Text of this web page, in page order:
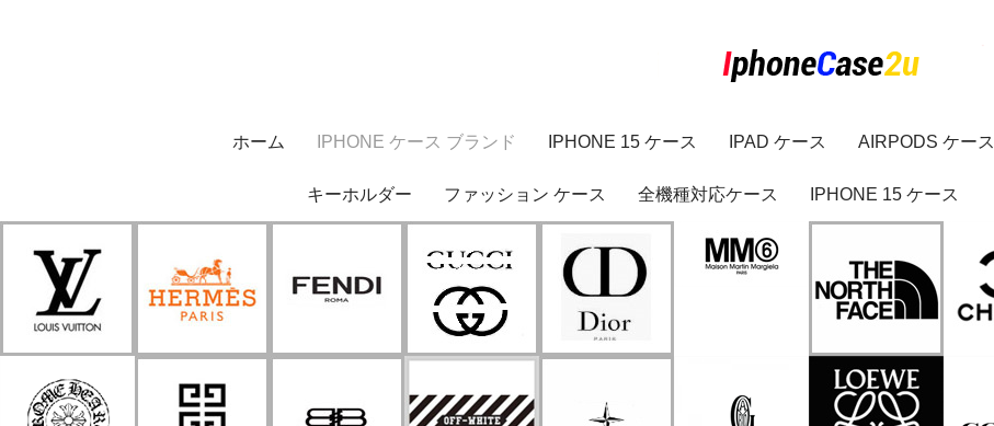
ホーム IPHONE ケース ブランド IPHONE 15 ケース IPAD ケース AIRPODS ケース
キーホルダー ファッション ケース 全機種対応ケース IPHONE 15 ケース